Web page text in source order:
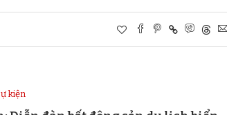
kiện